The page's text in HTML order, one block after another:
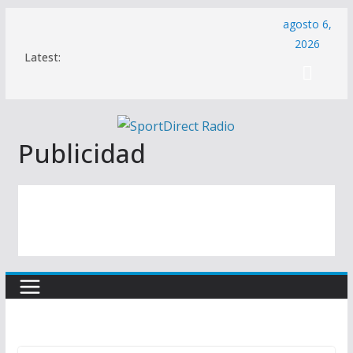
contenido
Latest:
agosto 6,
2026
Publicidad